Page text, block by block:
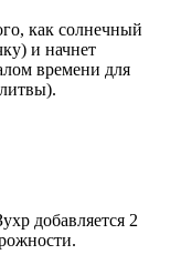
как солнечный
и начнет
времени для
добавляется 2